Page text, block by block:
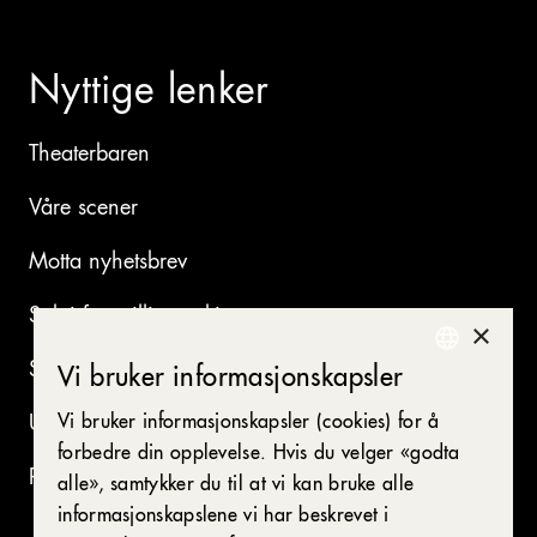
Nyttige lenker
Theaterbaren
Våre scener
Motta nyhetsbrev
Søk i forestillingsarkivet
Se ledige stillinger
Utleie av våre lokaler
Presse
ENGLISH
×
Vi bruker informasjonskapsler
Vi bruker informasjonskapsler (cookies) for å
forbedre din opplevelse. Hvis du velger «godta
alle», samtykker du til at vi kan bruke alle
informasjonskapslene vi har beskrevet i